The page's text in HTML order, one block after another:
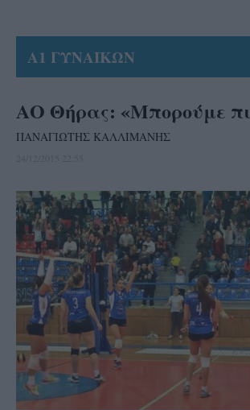
Α1 ΓΥΝΑΙΚΩΝ
ΑΟ Θήρας: «Μπορούμε
ΠΑΝΑΓΙΩΤΗΣ ΚΑΛΛΙΜΑΝΗΣ